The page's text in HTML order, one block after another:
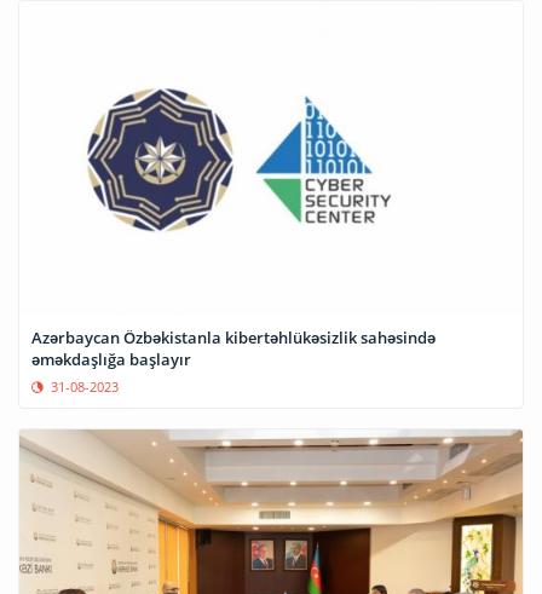
Azərbaycan Özbəkistanla kibertəhlükəsizlik sahəsində
əməkdaşlığa başlayır
31-08-2023